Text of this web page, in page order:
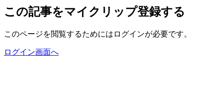
この記事をマイクリップ登録する
このページを閲覧するためにはログインが必要です。
ログイン画面へ